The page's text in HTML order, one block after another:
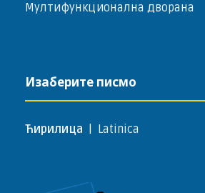
Мултифункционална дворана
Изаберите писмо
Ћирилица Latinica